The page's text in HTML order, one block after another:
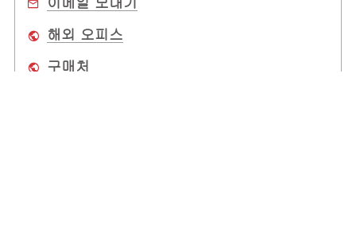
이메일 보내기
해외 오피스
구매처